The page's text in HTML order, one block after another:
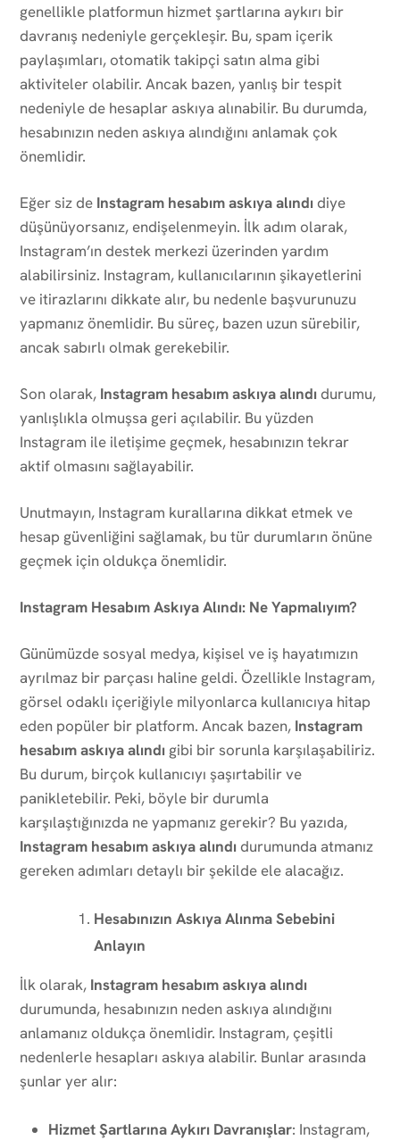
genellikle platformun hizmet şartlarına aykırı bir
davranış nedeniyle gerçekleşir. Bu, spam içerik
paylaşımları, otomatik takipçi satın alma gibi
aktiviteler olabilir. Ancak bazen, yanlış bir tespit
nedeniyle de hesaplar askıya alınabilir. Bu durumda,
hesabınızın neden askıya alındığını anlamak çok
önemlidir.
Eğer siz de Instagram hesabım askıya alındı diye
düşünüyorsanız, endişelenmeyin. İlk adım olarak,
Instagram’ın destek merkezi üzerinden yardım
alabilirsiniz. Instagram, kullanıcılarının şikayetlerini
ve itirazlarını dikkate alır, bu nedenle başvurunuzu
yapmanız önemlidir. Bu süreç, bazen uzun sürebilir,
ancak sabırlı olmak gerekebilir.
Son olarak, Instagram hesabım askıya alındı durumu,
yanlışlıkla olmuşsa geri açılabilir. Bu yüzden
Instagram ile iletişime geçmek, hesabınızın tekrar
aktif olmasını sağlayabilir.
Unutmayın, Instagram kurallarına dikkat etmek ve
hesap güvenliğini sağlamak, bu tür durumların önüne
geçmek için oldukça önemlidir.
Instagram Hesabım Askıya Alındı: Ne Yapmalıyım?
Günümüzde sosyal medya, kişisel ve iş hayatımızın
ayrılmaz bir parçası haline geldi. Özellikle Instagram,
görsel odaklı içeriğiyle milyonlarca kullanıcıya hitap
eden popüler bir platform. Ancak bazen, Instagram
hesabım askıya alındı gibi bir sorunla karşılaşabiliriz.
Bu durum, birçok kullanıcıyı şaşırtabilir ve
panikletebilir. Peki, böyle bir durumla
karşılaştığınızda ne yapmanız gerekir? Bu yazıda,
Instagram hesabım askıya alındı durumunda atmanız
gereken adımları detaylı bir şekilde ele alacağız.
Hesabınızın Askıya Alınma Sebebini
Anlayın
İlk olarak, Instagram hesabım askıya alındı
durumunda, hesabınızın neden askıya alındığını
anlamanız oldukça önemlidir. Instagram, çeşitli
nedenlerle hesapları askıya alabilir. Bunlar arasında
şunlar yer alır:
Hizmet Şartlarına Aykırı Davranışlar: Instagram,